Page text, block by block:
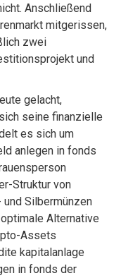
Anschließend
mitgerissen,
zwei
und
gelacht,
seine finanzielle
es sich um
anlegen in fonds
Struktur von
und Silbermünzen
Alternative
Assets
kapitalanlage
in fonds der